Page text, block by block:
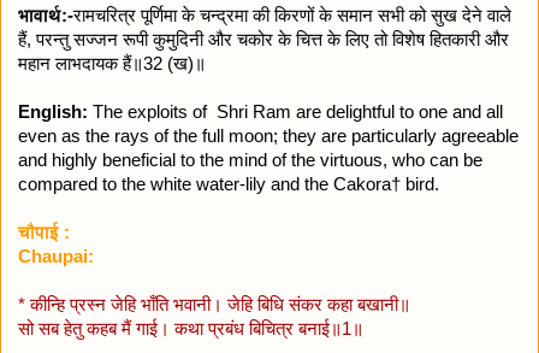
भावार्थ:-रामचरित्र पूर्णिमा के चन्द्रमा की किरणों के समान सभी को सुख देने वाले
हैं, परन्तु सज्जन रूपी कुमुदिनी और चकोर के चित्त के लिए तो विशेष हितकारी और
महान लाभदायक हैं॥32 (ख)॥
English: The exploits of Shri Ram are delightful to one and all
even as the rays of the full moon; they are particularly agreeable
and highly beneficial to the mind of the virtuous, who can be
compared to the white water-lily and the Cakora† bird.
चौपाई :
Chaupai:
* कीन्हि प्रस्न जेहि भाँति भवानी। जेहि बिधि संकर कहा बखानी॥
सो सब हेतु कहब मैं गाई। कथा प्रबंध बिचित्र बनाई॥1॥